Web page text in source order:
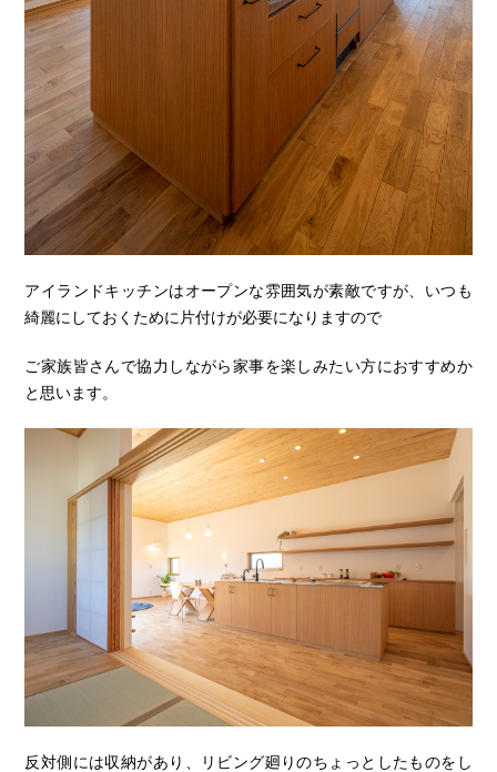
アイランドキッチンはオープンな雰囲気が素敵ですが、いつも
綺麗にしておくために片付けが必要になりますので
ご家族皆さんで協力しながら家事を楽しみたい方におすすめか
と思います。
反対側には収納があり、リビング廻りのちょっとしたものをし